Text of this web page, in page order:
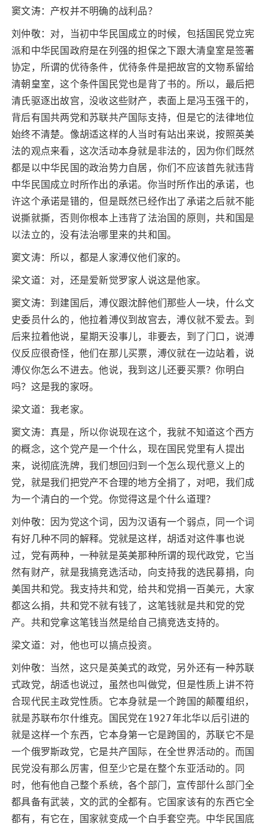
窦文涛：产权并不明确的战利品？
刘仲敬：对，当初中华民国成立的时候，包括国民党立宪
派和中华民国政府是在列强的担保之下跟大清皇室是签署
协定，所谓的优待条件，优待条件是把故宫的文物系留给
清朝皇室，这个条件国民党也是背了书的。所以，最后把
清氏驱逐出故宫，没收这些财产，表面上是冯玉强干的，
背后有国共两党和苏联共产国际支持，但是它的法律地位
始终不清楚。像胡适这样的人当时有站出来说，按照英美
法的观点来看，这次活动本身就是非法的，因为你们既然
都是以中华民国的政治势力自居，你们不应该首先就违背
中华民国成立时所作出的承诺。你当时所作出的承诺，也
许这个承诺是错的，但是既然已经作出了承诺之后就不能
说撕就撕，否则你根本上违背了法治国的原则，共和国是
以法立的，没有法治哪里来的共和国。
窦文涛：所以，都是人家溥仪他们家的。
梁文道：对，还是爱新觉罗家人说这是他家。
窦文涛：到建国后，溥仪跟沈醉他们那些人一块，什么文
史委员什么的，他拉着溥仪到故宫去，溥仪就不爱去。到
后来拉着他说，星期天没事儿，非要去，到了门口，说溥
仪反应很奇怪，他们在那儿买票，溥仪就在一边站着，说
溥仪你怎么不进去。他说，我到这儿还要买票？你明白
吗？这是我的家呀。
梁文道：我老家。
窦文涛：真是，所以你说现在这个，我就不知道这个西方
的概念，这个党产是一个什么，现在国民党里有人提出
来，说彻底洗牌，我们想回归到一个怎么现代意义上的
党，就是我们把党产不合理的地方全捐了，对吧，我们成
为一个清白的一个党。你觉得这是个什么道理？
刘仲敬：因为党这个词，因为汉语有一个弱点，同一个词
有好几种不同的解释。党就是这样，胡适对这件事也说
过，党有两种，一种就是英美那种所谓的现代政党，它当
然有财产，就是我搞竞选活动，向支持我的选民募捐，向
美国共和党。我支持共和党，给共和党捐一百美元，大家
都这么捐，共和党不就有钱了，这笔钱就是共和党的党
产。共和党拿这笔钱当然是给自己搞竞选支持的。
梁文道：对，他也可以搞点投资。
刘仲敬：当然，这只是英美式的政党，另外还有一种苏联
式政党，胡适也说过，虽然也叫做党，但是性质上讲不符
合现代民主政党性质。它本身就是一个跨国的颠覆组织，
就是苏联布尔什维克。国民党在1927年北华以后引进的
就是这样一个东西，它本身第一它是跨国的，苏联它不是
一个俄罗斯政党，它是共产国际，在全世界活动的。而国
民党没有那么厉害，但至少它是在整个东亚活动的。同
时，他有他自己整个系统，各个部门，宣传部什么部门全
都具备有武装，文的武的全都有。它国家该有的东西它全
都有，有它在，国家就变成一个白手套空壳。中华民国底